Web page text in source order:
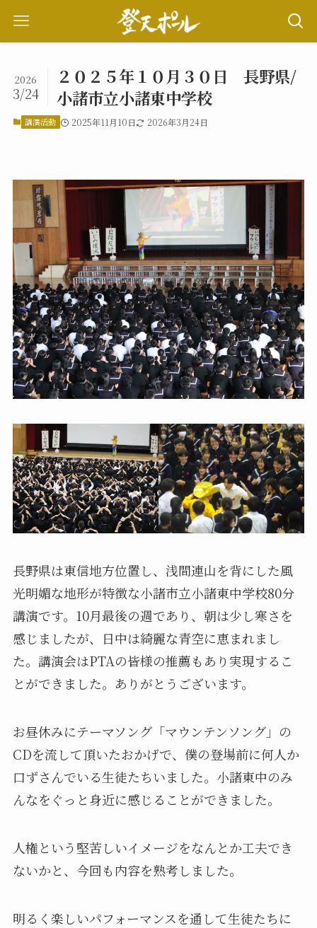
２０２５年１０月３０日 長野県/
小諸市立小諸東中学校
2026
3/24
講演活動 2025年11月10日 2026年3月24日
長野県は東信地方位置し、浅間連山を背にした風
光明媚な地形が特徴な小諸市立小諸東中学校80分
講演です。10月最後の週であり、朝は少し寒さを
感じましたが、日中は綺麗な青空に恵まれまし
た。講演会はPTAの皆様の推薦もあり実現するこ
とができました。ありがとうございます。
お昼休みにテーマソング「マウンテンソング」の
CDを流して頂いたおかげで、僕の登場前に何人か
口ずさんでいる生徒たちいました。小諸東中のみ
んなをぐっと身近に感じることができました。
人権という堅苦しいイメージをなんとか工夫でき
ないかと、今回も内容を熟考しました。
明るく楽しいパフォーマンスを通して生徒たちに